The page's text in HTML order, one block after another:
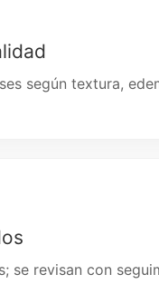
según textura,
se revisan con